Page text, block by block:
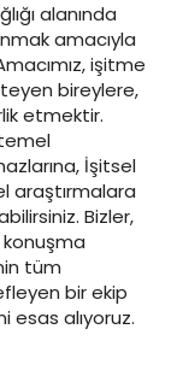
alanında
amacıyla
işitme
bireylere,
etmektir.
İşitsel
araştırmalara
Bizler,
konuşma
tüm
bir ekip
esas alıyoruz.